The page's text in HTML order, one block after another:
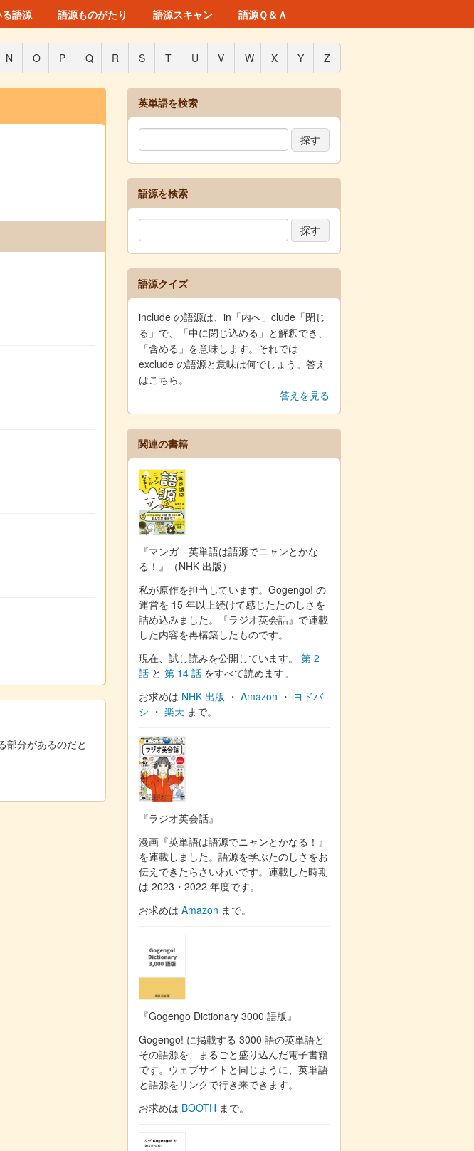
語源 語源ものがたり 語源スキャン 語源Ｑ＆Ａ
N O P Q R S T U V W X Y Z
部分があるのだと
英単語を検索
語源を検索
語源クイズ
include の語源は、in「内へ」clude「閉じ
る」で、「中に閉じ込める」と解釈でき、
「含める」を意味します。それでは
exclude の語源と意味は何でしょう。答え
はこちら。
答えを見る
関連の書籍
『マンガ 英単語は語源でニャンとかな
る！』（NHK 出版）
私が原作を担当しています。Gogengo! の
運営を 15 年以上続けて感じたたのしさを
詰め込みました。『ラジオ英会話』で連載
した内容を再構築したものです。
現在、試し読みを公開しています。 第 2
話 と 第 14 話 をすべて読めます。
お求めは NHK 出版 ・ Amazon ・ ヨドバ
シ ・ 楽天 まで。
『ラジオ英会話』
漫画『英単語は語源でニャンとかなる！』
を連載しました。語源を学ぶたのしさをお
伝えできたらさいわいです。連載した時期
は 2023・2022 年度です。
お求めは Amazon まで。
『Gogengo Dictionary 3000 語版』
Gogengo! に掲載する 3000 語の英単語と
その語源を、まるごと盛り込んだ電子書籍
です。ウェブサイトと同じように、英単語
と語源をリンクで行き来できます。
お求めは BOOTH まで。